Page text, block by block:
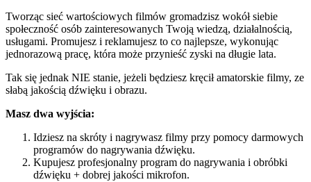
Tworząc sieć wartościowych filmów gromadzisz wokół siebie
społeczność osób zainteresowanych Twoją wiedzą, działalnością,
usługami. Promujesz i reklamujesz to co najlepsze, wykonując
jednorazową pracę, która może przynieść zyski na długie lata.
Tak się jednak NIE stanie, jeżeli będziesz kręcił amatorskie filmy, ze
słabą jakością dźwięku i obrazu.
Masz dwa wyjścia:
Idziesz na skróty i nagrywasz filmy przy pomocy darmowych
programów do nagrywania dźwięku.
Kupujesz profesjonalny program do nagrywania i obróbki
dźwięku + dobrej jakości mikrofon.